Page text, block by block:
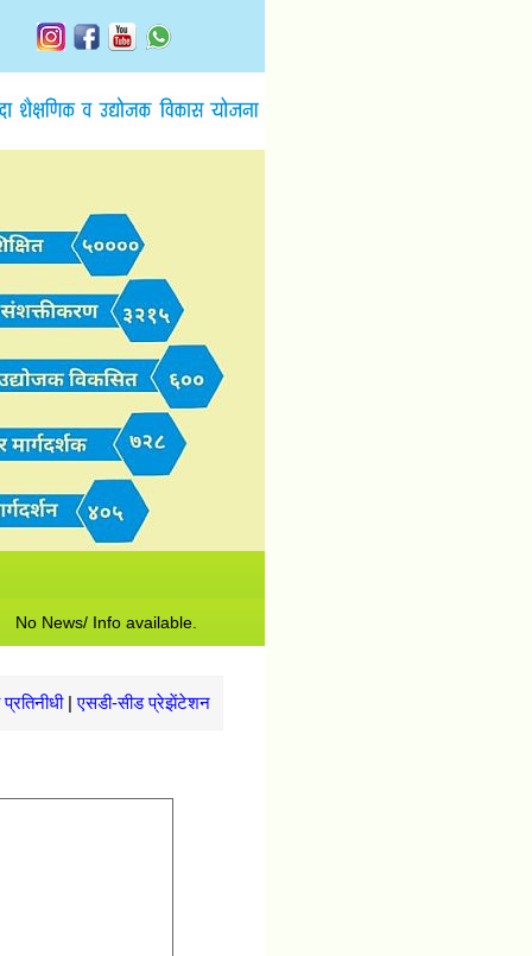
Info available.
|एसडी-सीड प्रेझेंटेशन